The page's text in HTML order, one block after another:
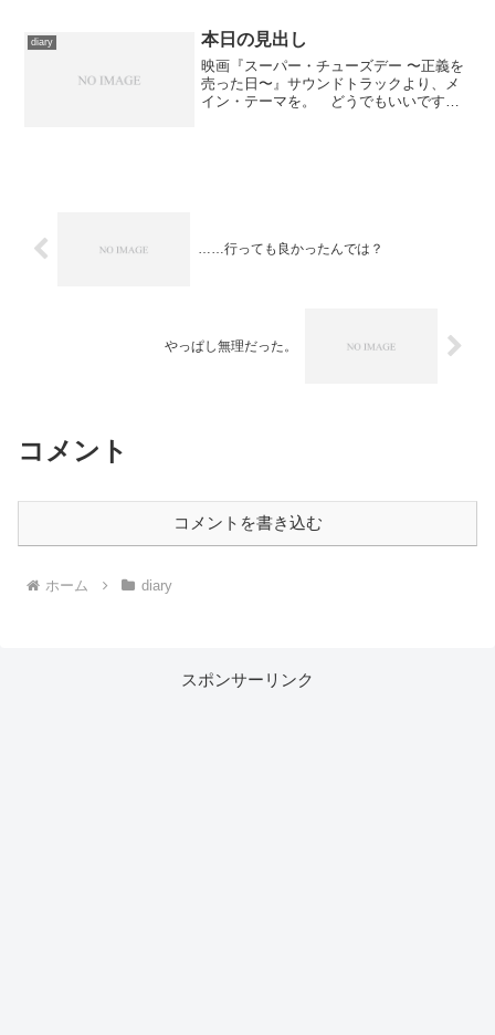
ップになったんですが、今...
diary 本日の見出し
映画『スーパー・チューズデー 〜正義を
売った日〜』サウンドトラックより、メ
イン・テーマを。 どうでもいいです
……行っても良かったんでは？
やっぱし無理だった。
コメント
コメントを書き込む
ホーム diary
スポンサーリンク